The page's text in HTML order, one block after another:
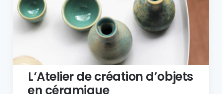
L’Atelier de création d’objets
en céramique